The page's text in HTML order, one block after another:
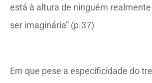
está à altura de ninguém
ser imaginária” (p.37)
Em que pese a especificidade do